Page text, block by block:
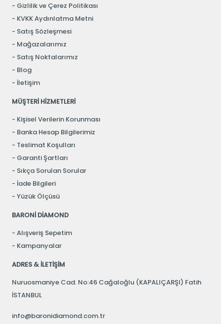
Gizlilik ve Çerez Politikası
KVKK Aydınlatma Metni
Satış Sözleşmesi
Mağazalarımız
Satış Noktalarımız
Blog
İletişim
MÜŞTERİ HİZMETLERİ
Kişisel Verilerin Korunması
Banka Hesap Bilgilerimiz
Teslimat Koşulları
Garanti Şartları
Sıkça Sorulan Sorular
İade Bilgileri
Yüzük Ölçüsü
BARONİ DİAMOND
Alışveriş Sepetim
Kampanyalar
ADRES & İLETİŞİM
Nuruosmaniye Cad. No:46 Cağaloğlu (KAPALIÇARŞI) Fatih
İSTANBUL
info@baronidiamond.com.tr